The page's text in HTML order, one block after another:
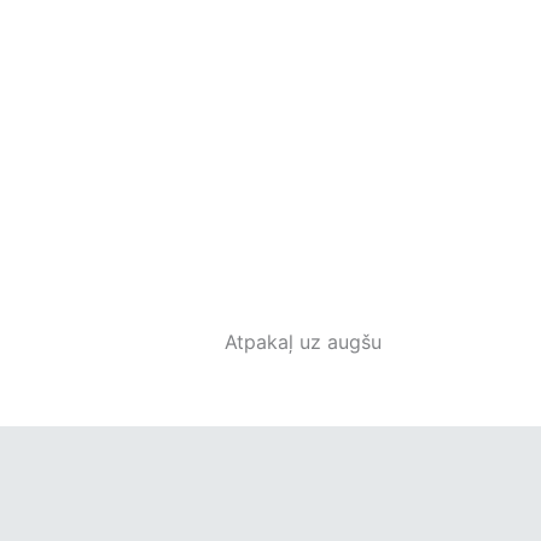
Atpakaļ uz augšu